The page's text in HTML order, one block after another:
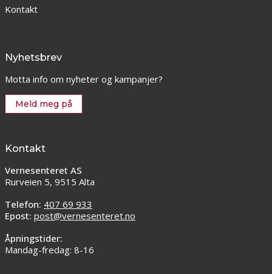
Kontakt
Nyhetsbrev
Motta info om nyheter og kampanjer?
Meld meg på
Kontakt
Vernesenteret AS
Rurveien 5, 9515 Alta
Telefon: 407 69 933
Epost: post@vernesenteret.no
Åpningstider:
Mandag-fredag: 8-16